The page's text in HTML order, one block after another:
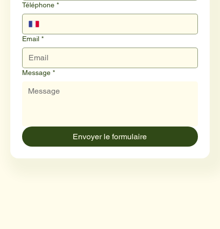
Téléphone *
Email *
Message *
Envoyer le formulaire